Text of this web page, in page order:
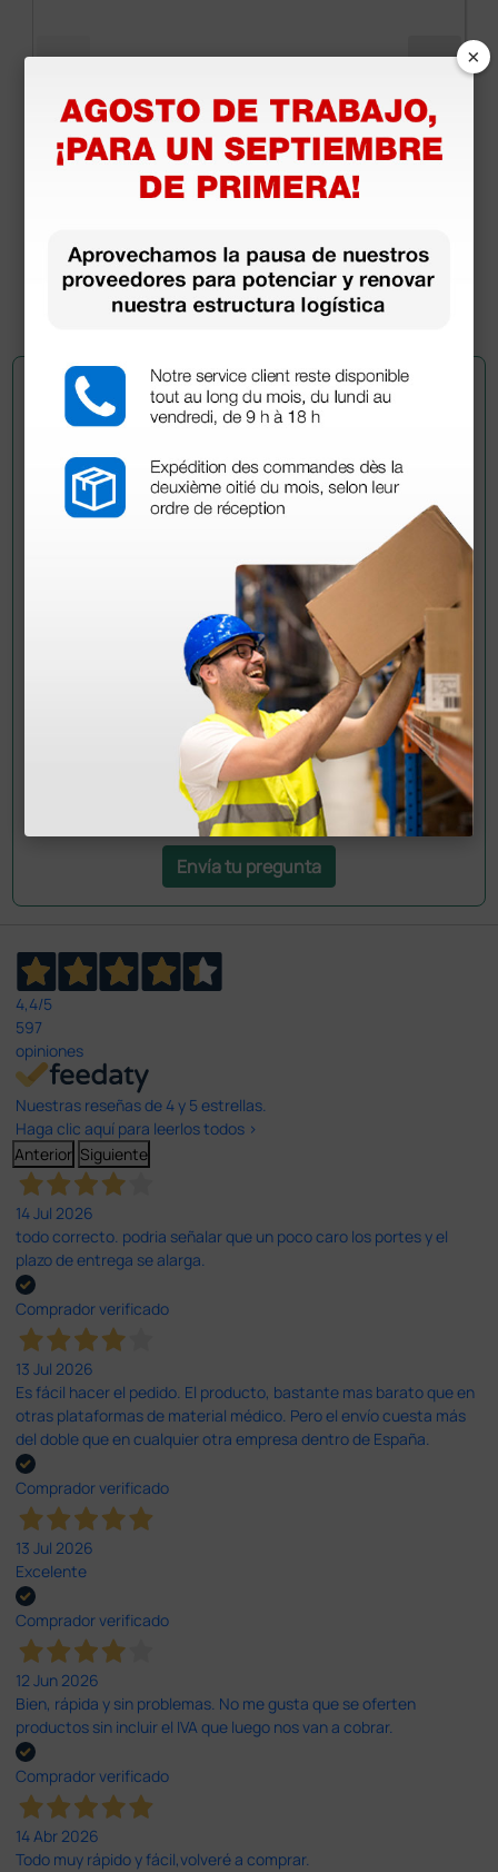
Mango de termocauterio Aaron puntas
intercambiables - punta fina no estéril incluida
49,60 €
(Precio sin IVA)
¿Todavía tienes alguna duda? ¿Necesitas más
Envía ahora mismo tu pregunta a los colegas que ya
han adquirido este producto.
Envía tu pregunta
4,4/5
597
opiniones
Nuestras reseñas de 4 y 5 estrellas.
Haga clic aquí para leerlos todos >
Anterior Siguiente
14 Jul 2026
todo correcto. podria señalar que un poco caro los portes y el
plazo de entrega se alarga.
Comprador verificado
13 Jul 2026
Es fácil hacer el pedido. El producto, bastante mas barato que en
otras plataformas de material médico. Pero el envío cuesta más
del doble que en cualquier otra empresa dentro de España.
Comprador verificado
13 Jul 2026
Excelente
Comprador verificado
12 Jun 2026
Bien, rápida y sin problemas. No me gusta que se oferten
productos sin incluir el IVA que luego nos van a cobrar.
Comprador verificado
14 Abr 2026
Todo muy rápido y fácil,volveré a comprar.
×